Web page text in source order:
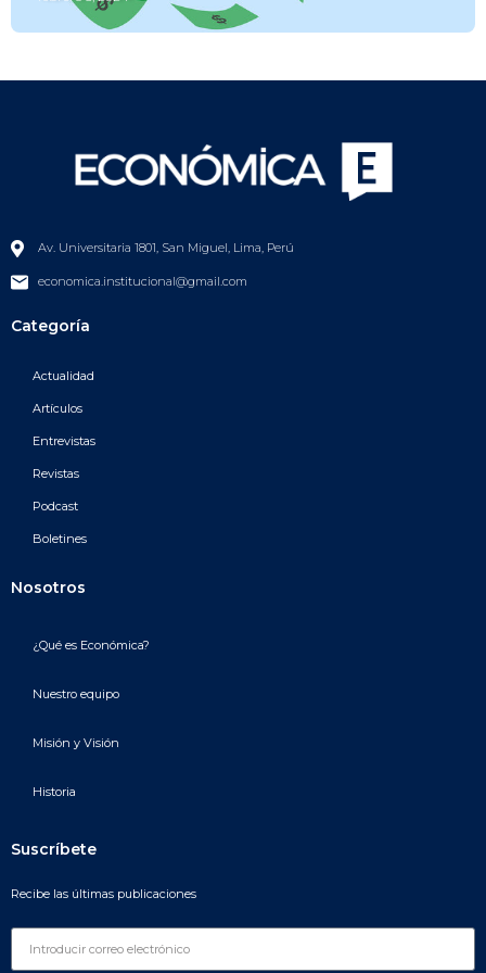
Av. Universitaria 1801, San Miguel, Lima, Perú
economica.institucional@gmail.com
Categoría
Actualidad
Artículos
Entrevistas
Revistas
Podcast
Boletines
Nosotros
¿Qué es Económica?
Nuestro equipo
Misión y Visión
Historia
Suscríbete
Recibe las últimas publicaciones